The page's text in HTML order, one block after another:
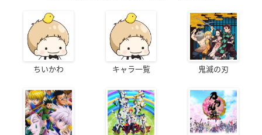
ちいかわ キャラ一覧 鬼滅の刃